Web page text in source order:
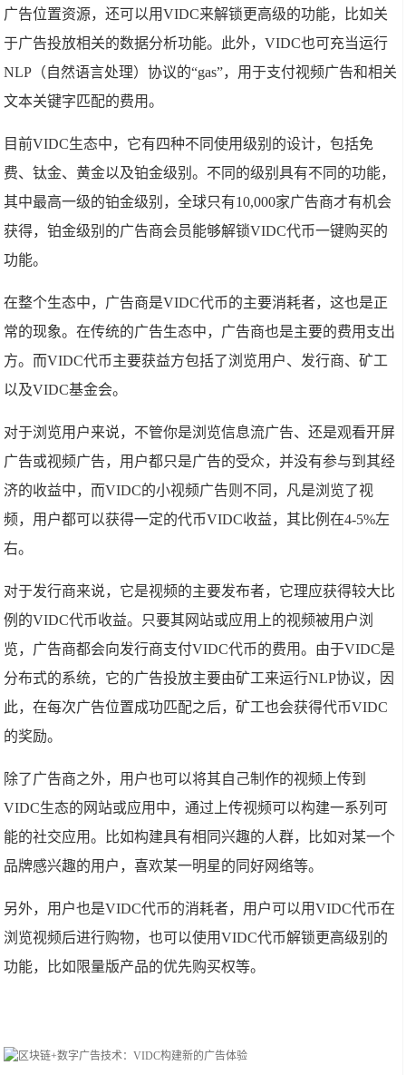
广告位置资源，还可以用VIDC来解锁更高级的功能，比如关
于广告投放相关的数据分析功能。此外，VIDC也可充当运行
NLP（自然语言处理）协议的“gas”，用于支付视频广告和相关
文本关键字匹配的费用。
目前VIDC生态中，它有四种不同使用级别的设计，包括免
费、钛金、黄金以及铂金级别。不同的级别具有不同的功能，
其中最高一级的铂金级别，全球只有10,000家广告商才有机会
获得，铂金级别的广告商会员能够解锁VIDC代币一键购买的
功能。
在整个生态中，广告商是VIDC代币的主要消耗者，这也是正
常的现象。在传统的广告生态中，广告商也是主要的费用支出
方。而VIDC代币主要获益方包括了浏览用户、发行商、矿工
以及VIDC基金会。
对于浏览用户来说，不管你是浏览信息流广告、还是观看开屏
广告或视频广告，用户都只是广告的受众，并没有参与到其经
济的收益中，而VIDC的小视频广告则不同，凡是浏览了视
频，用户都可以获得一定的代币VIDC收益，其比例在4-5%左
右。
对于发行商来说，它是视频的主要发布者，它理应获得较大比
例的VIDC代币收益。只要其网站或应用上的视频被用户浏
览，广告商都会向发行商支付VIDC代币的费用。由于VIDC是
分布式的系统，它的广告投放主要由矿工来运行NLP协议，因
此，在每次广告位置成功匹配之后，矿工也会获得代币VIDC
的奖励。
除了广告商之外，用户也可以将其自己制作的视频上传到
VIDC生态的网站或应用中，通过上传视频可以构建一系列可
能的社交应用。比如构建具有相同兴趣的人群，比如对某一个
品牌感兴趣的用户，喜欢某一明星的同好网络等。
另外，用户也是VIDC代币的消耗者，用户可以用VIDC代币在
浏览视频后进行购物，也可以使用VIDC代币解锁更高级别的
功能，比如限量版产品的优先购买权等。